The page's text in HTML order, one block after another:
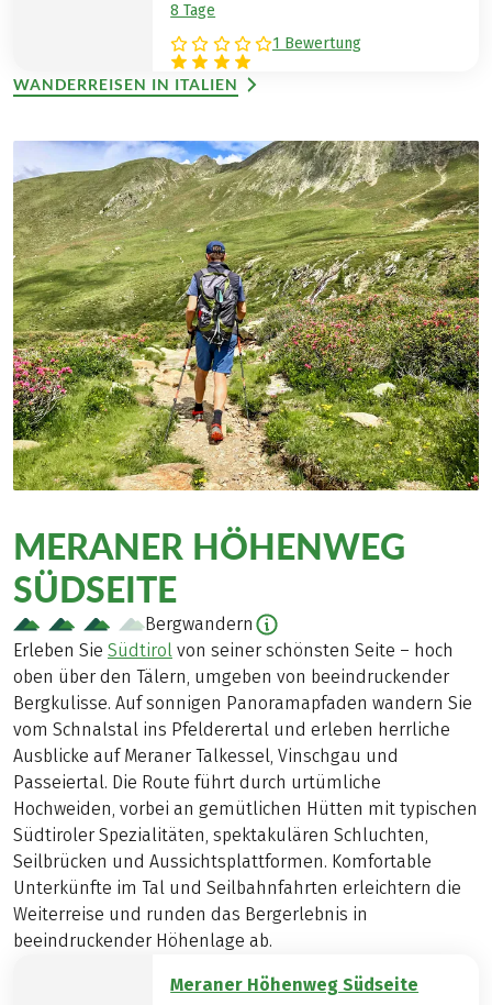
8 Tage
1 Bewertung
WANDERREISEN IN ITALIEN
MERANER HÖHENWEG
SÜDSEITE
Bergwandern
Erleben Sie Südtirol von seiner schönsten Seite – hoch
oben über den Tälern, umgeben von beeindruckender
Bergkulisse. Auf sonnigen Panoramapfaden wandern Sie
vom Schnalstal ins Pfelderertal und erleben herrliche
Ausblicke auf Meraner Talkessel, Vinschgau und
Passeiertal. Die Route führt durch urtümliche
Hochweiden, vorbei an gemütlichen Hütten mit typischen
Südtiroler Spezialitäten, spektakulären Schluchten,
Seilbrücken und Aussichtsplattformen. Komfortable
Unterkünfte im Tal und Seilbahnfahrten erleichtern die
Weiterreise und runden das Bergerlebnis in
beeindruckender Höhenlage ab.
Meraner Höhenweg Südseite